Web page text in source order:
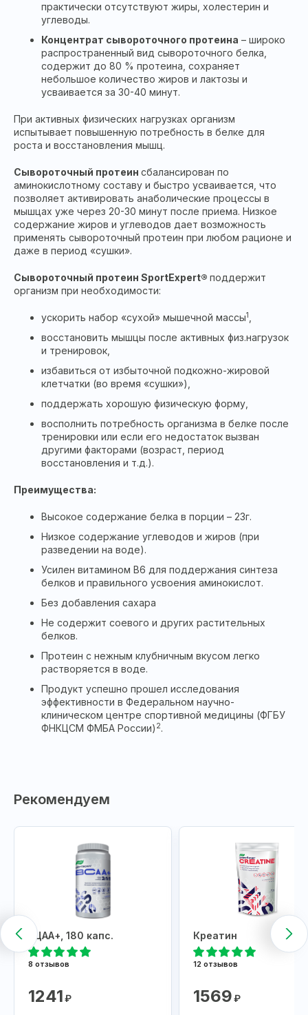
практически отсутствуют жиры, холестерин и
углеводы.
Концентрат сывороточного протеина – широко
распространенный вид сывороточного белка,
содержит до 80 % протеина, сохраняет
небольшое количество жиров и лактозы и
усваивается за 30-40 минут.
При активных физических нагрузках организм
испытывает повышенную потребность в белке для
роста и восстановления мышц.
Сывороточный протеин сбалансирован по
аминокислотному составу и быстро усваивается, что
позволяет активировать анаболические процессы в
мышцах уже через 20-30 минут после приема. Низкое
содержание жиров и углеводов дает возможность
применять сывороточный протеин при любом рационе и
даже в период «сушки».
Сывороточный протеин SportExpert® поддержит
организм при необходимости:
ускорить набор «сухой» мышечной массы1
восстановить мышцы после активных физ.нагрузок
и тренировок,
избавиться от избыточной подкожно-жировой
клетчатки (во время «сушки»),
поддержать хорошую физическую форму,
восполнить потребность организма в белке после
тренировки или если его недостаток вызван
другими факторами (возраст, период
восстановления и т.д.).
Преимущества:
Высокое содержание белка в порции – 23г.
Низкое содержание углеводов и жиров (при
разведении на воде).
Усилен витамином В6 для поддержания синтеза
белков и правильного усвоения аминокислот.
Без добавления сахара
Не содержит соевого и других растительных
белков.
Протеин с нежным клубничным вкусом легко
растворяется в воде.
Продукт успешно прошел исследования
эффективности в Федеральном научно-
клиническом центре спортивной медицины (ФГБУ
ФНКЦСМ ФМБА России) 2.
Рекомендуем
БЦАА+, 180 капс.
8 отзывов
1241₽
Креатин
12 отзывов
1569₽